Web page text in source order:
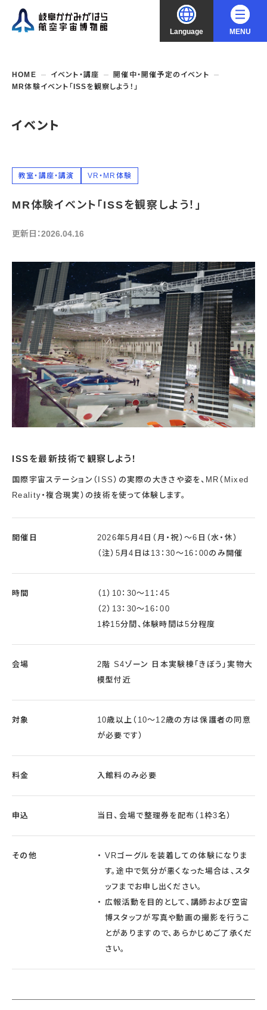
Language
中文（简化字）
中文（繁體字）
한국어
MENU
年間パスポート
フロアガイド
よくあるご質問
企画展
開催中・開催予定の企画展
常設展示
宇宙エリア
屋外展示
その他の展示
シアタールーム上映
操縦シミュレーション体験
おすすめコース
イベント・講座
開催中・開催予定のイベント
教室・講座・講演
ガイドツアー
イベントカレンダー
予約申し込み
これまでのイベント
博物館としての取組み
収蔵品検索
資料の貸出
地域との連携
レンタルそらはく
空宙博ボランティア
博物館実習
一般団体
福祉団体
子ども会・スポーツ少年団等
学校団体
学校・教育関係
学校・教育関係の方へ
遠足・社会見学
教育プログラム
オンライン学習
アウトリーチ
展示・イベントカレンダー
イベント予約申し込み
チャレンジそらはく
スタッフコラム お知らせ
お問い合わせ
HOME イベント・講座
開催中・開催予定のイベント
MR体験イベント「ISSを観察しよう！」
イベント
教室・講座・講演 VR・MR体験
MR体験イベント「ISSを観察しよう！」
更新日：2026.04.16
ISSを最新技術で観察しよう！
国際宇宙ステーション（ISS）の実際の大きさや姿を、MR（Mixed
Reality・複合現実）の技術を使って体験します。
開催日
2026年5月4日（月・祝）～6日（水・休）
（注）5月4日は13：30～16：00のみ開催
時間
（1）10：30～11：45
（2）13：30～16：00
1枠15分間、体験時間は5分程度
会場
2階 S4ゾーン 日本実験棟「きぼう」実物大
模型付近
対象
10歳以上（10～12歳の方は保護者の同意
が必要です）
料金 入館料のみ必要
申込 当日、会場で整理券を配布（1枠3名）
その他
VRゴーグルを装着しての体験になりま
す。途中で気分が悪くなった場合は、スタ
ッフまでお申し出ください。
広報活動を目的として、講師および空宙
博スタッフが写真や動画の撮影を行うこ
とがありますので、あらかじめご了承くだ
さい。